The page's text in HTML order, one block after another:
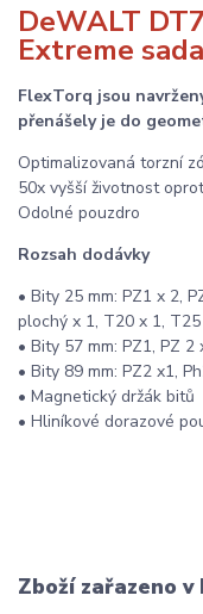
DeWALT
Extreme
FlexTorq jsou
přenášely je do
Optimalizovaná torzní
50x vyšší životnost
Odolné pouzdro
Rozsah dodávky
• Bity 25 mm: PZ1 x 2,
plochý x 1, T20 x 1,
• Bity 57 mm: PZ1, PZ 2
• Bity 89 mm: PZ2 x1,
• Magnetický držák bitů
• Hliníkové dorazové
Zboží zařazeno